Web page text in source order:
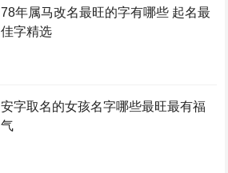
78年属马改名最旺的字有哪些 起名最
佳字精选
安字取名的女孩名字哪些最旺最有福
气